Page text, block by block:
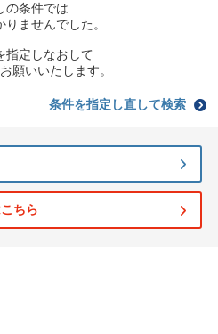
の条件では
ませんでした。
指定しなおして
願いいたします。
条件を指定し直して検索
ちら